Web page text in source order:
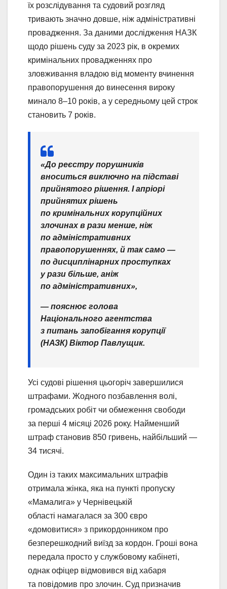
їх розслідування та судовий розгляд
тривають значно довше, ніж адміністративні
провадження. За даними дослідження НАЗК
щодо рішень суду за 2023 рік, в окремих
кримінальних провадженнях про
зловживання владою від моменту вчинення
правопорушення до винесення вироку
минало 8–10 років, а у середньому цей строк
становить 7 років.
«До реєстру порушників
вноситься виключно на підставі
прийнятого рішення. І апріорі
прийнятих рішень
по кримінальних корупційних
злочинах в рази менше, ніж
по адміністративних
правопорушеннях, й так само —
по дисциплінарних проступках
у рази більше, аніж
по адміністративних»,
— пояснює голова
Національного агентства
з питань запобігання корупції
(НАЗК) Віктор Павлущик.
Усі судові рішення цьогоріч завершилися
штрафами. Жодного позбавлення волі,
громадських робіт чи обмеження свободи
за перші 4 місяці 2026 року. Найменший
штраф становив 850 гривень, найбільший —
34 тисячі.
Один із таких максимальних штрафів
отримала жінка, яка на пункті пропуску
«Мамалига» у Чернівецькій
області намагалася за 300 євро
«домовитися» з прикордонником про
безперешкодний виїзд за кордон. Гроші вона
передала просто у службовому кабінеті,
однак офіцер відмовився від хабаря
та повідомив про злочин. Суд призначив